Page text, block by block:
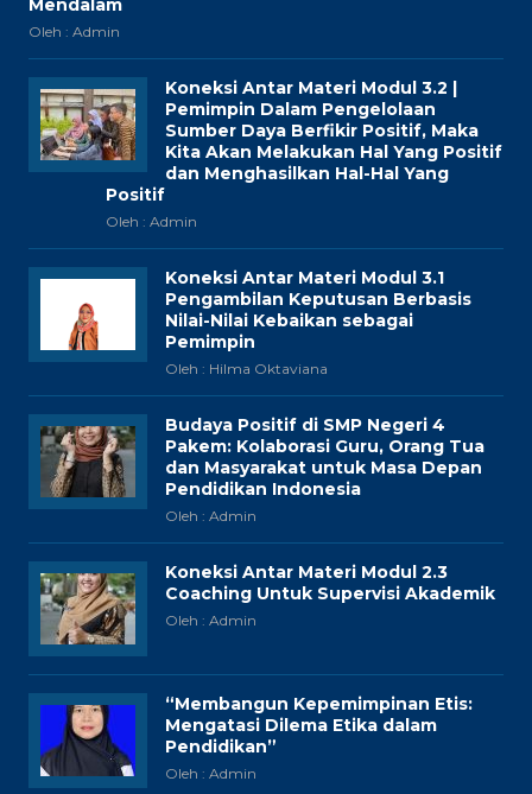
Mendalam
Oleh : Admin
Koneksi Antar Materi Modul 3.2 |
Pemimpin Dalam Pengelolaan
Sumber Daya Berfikir Positif, Maka
Kita Akan Melakukan Hal Yang Positif
dan Menghasilkan Hal-Hal Yang
Positif
Oleh : Admin
Koneksi Antar Materi Modul 3.1
Pengambilan Keputusan Berbasis
Nilai-Nilai Kebaikan sebagai
Pemimpin
Oleh : Hilma Oktaviana
Budaya Positif di SMP Negeri 4
Pakem: Kolaborasi Guru, Orang Tua
dan Masyarakat untuk Masa Depan
Pendidikan Indonesia
Oleh : Admin
Koneksi Antar Materi Modul 2.3
Coaching Untuk Supervisi Akademik
Oleh : Admin
“Membangun Kepemimpinan Etis:
Mengatasi Dilema Etika dalam
Pendidikan”
Oleh : Admin